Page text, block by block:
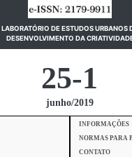
DE ESTUDOS URBANOS
DESENVOLVIMENTO DA
25-1
junho/2019
INFORMAÇÕES
NORMAS PARA
CONTATO